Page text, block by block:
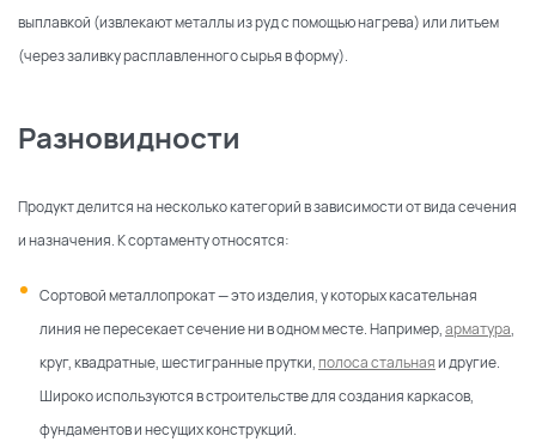
выплавкой (извлекают металлы из руд с помощью нагрева) или литьем
(через заливку расплавленного сырья в форму).
Разновидности
Продукт делится на несколько категорий в зависимости от вида сечения
и назначения. К сортаменту относятся:
Сортовой металлопрокат— это изделия, у которых касательная
линия не пересекает сечение ни в одном месте. Например,арматура,
круг, квадратные, шестигранные прутки,полоса стальнаяи другие.
Широко используются в строительстве для создания каркасов,
фундаментов и несущих конструкций.